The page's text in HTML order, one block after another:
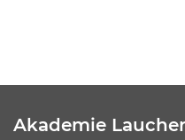
Akademie